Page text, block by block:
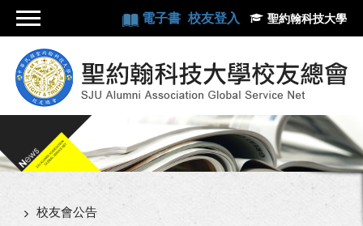
電子書 校友登入 聖約翰科技大學
校友會公告